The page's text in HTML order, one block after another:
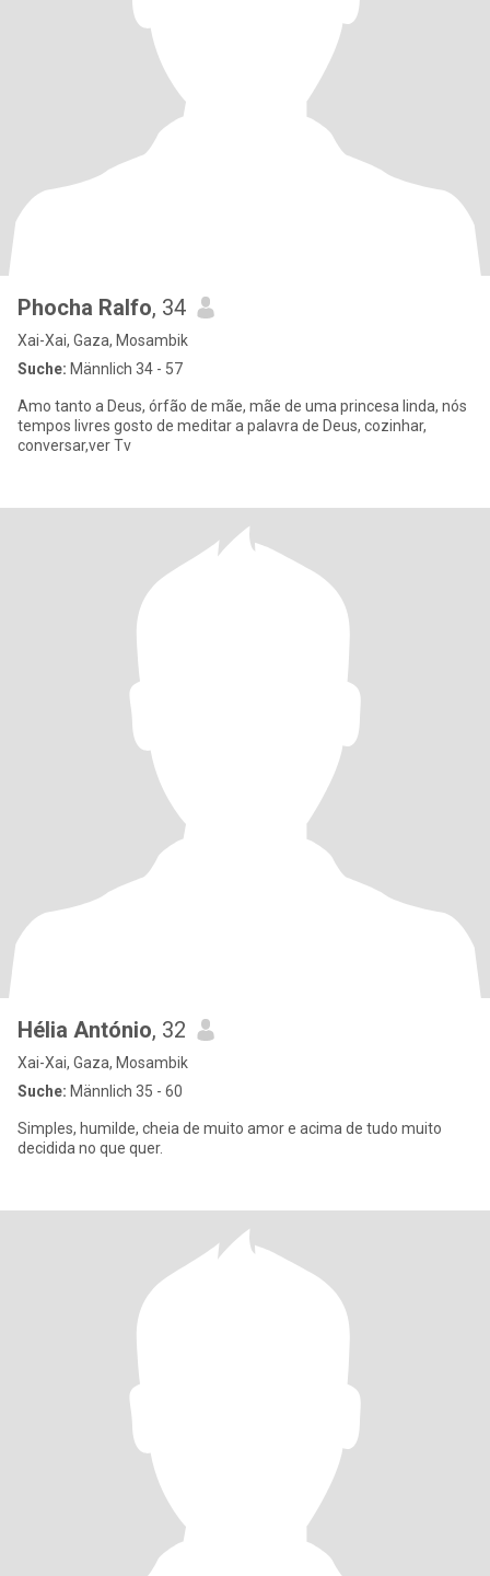
Phocha Ralfo, 34
Xai-Xai, Gaza, Mosambik
Suche: Männlich 34 - 57
Amo tanto a Deus, órfão de mãe, mãe de uma princesa linda, nós
tempos livres gosto de meditar a palavra de Deus, cozinhar,
conversar,ver Tv
Hélia António, 32
Xai-Xai, Gaza, Mosambik
Suche: Männlich 35 - 60
Simples, humilde, cheia de muito amor e acima de tudo muito
decidida no que quer.